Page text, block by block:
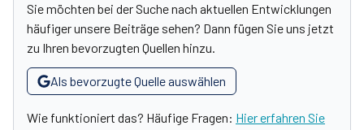
Sie möchten bei der Suche nach aktuellen Entwicklungen
häufiger unsere Beiträge sehen? Dann fügen Sie uns jetzt
zu Ihren bevorzugten Quellen hinzu.
Als bevorzugte Quelle auswählen
Wie funktioniert das? Häufige Fragen: Hier erfahren Sie